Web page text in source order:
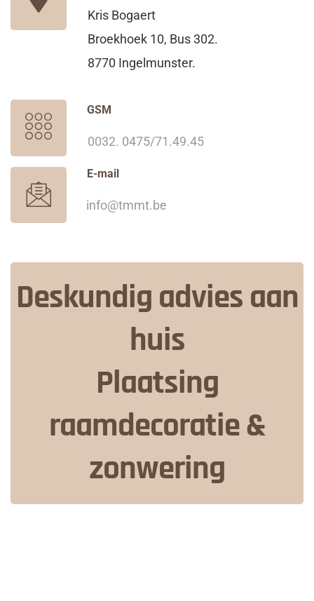
Kris Bogaert
Broekhoek 10, Bus 302.
8770 Ingelmunster.
GSM
0032. 0475/71.49.45
E-mail
info@tmmt.be
Deskundig advies aan
huis
Plaatsing
raamdecoratie &
zonwering